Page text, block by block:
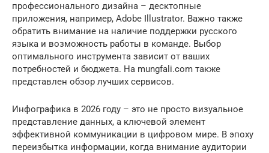
профессионального дизайна – десктопные
приложения, например, Adobe Illustrator. Важно также
обратить внимание на наличие поддержки русского
языка и возможность работы в команде. Выбор
оптимального инструмента зависит от ваших
потребностей и бюджета. На mungfali.com также
представлен обзор лучших сервисов.
Инфографика в 2026 году – это не просто визуальное
представление данных, а ключевой элемент
эффективной коммуникации в цифровом мире. В эпоху
переизбытка информации, когда внимание аудитории